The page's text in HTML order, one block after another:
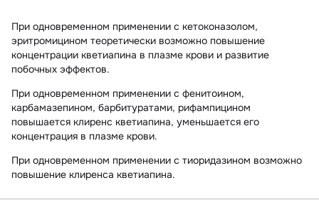
При одновременном применении с кетоконазолом,
эритромицином теоретически возможно повышение
концентрации кветиапина в плазме крови и развитие
побочных эффектов.
При одновременном применении с фенитоином,
карбамазепином, барбитуратами, рифампицином
повышается клиренс кветиапина, уменьшается его
концентрация в плазме крови.
При одновременном применении с тиоридазином возможно
повышение клиренса кветиапина.